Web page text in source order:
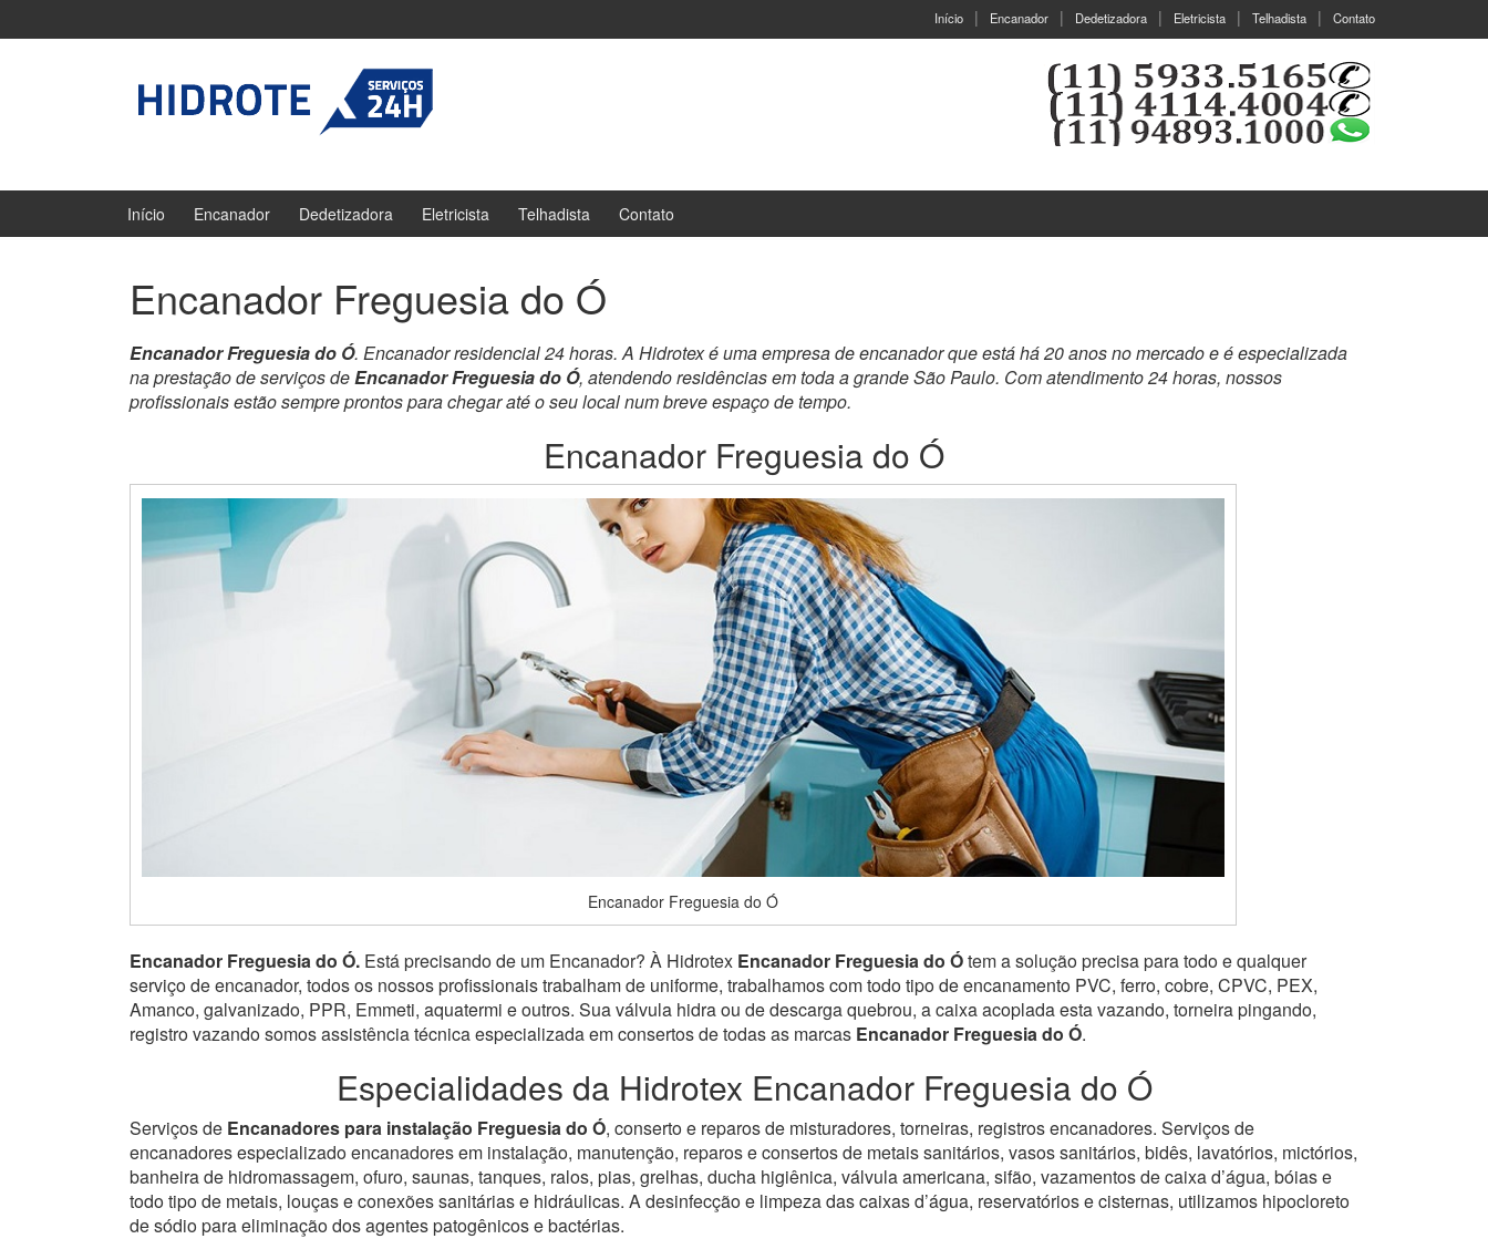
Início Encanador Dedetizadora Eletricista Telhadista Contato
Início Encanador Dedetizadora Eletricista Telhadista Contato
Encanador Freguesia do Ó
Encanador Freguesia do Ó. Encanador residencial 24 horas. A Hidrotex é uma empresa de encanador que está há 20 anos no mercado e é especializada
na prestação de serviços deEncanador Freguesia do Ó, atendendo residências em toda a grande São Paulo. Com atendimento 24 horas, nossos
profissionais estão sempre prontos para chegar até o seu local num breve espaço de tempo.
Encanador Freguesia do Ó
Encanador Freguesia do Ó
Encanador Freguesia do Ó. Está precisando de um Encanador? À Hidrotex Encanador Freguesia do Ótem a solução precisa para todo e qualquer
serviço de encanador, todos os nossos profissionais trabalham de uniforme, trabalhamos com todo tipo de encanamento PVC, ferro, cobre, CPVC, PEX,
Amanco, galvanizado, PPR, Emmeti, aquatermi e outros. Sua válvula hidra ou de descarga quebrou, a caixa acoplada esta vazando, torneira pingando,
registro vazando somos assistência técnica especializada em consertos de todas as marcas Encanador Freguesia do Ó.
Especialidades da Hidrotex Encanador Freguesia do Ó
Serviços de Encanadores para instalação Freguesia do Ó, conserto e reparos de misturadores, torneiras, registros encanadores. Serviços de
encanadores especializado encanadores em instalação, manutenção, reparos e consertos de metais sanitários, vasos sanitários, bidês, lavatórios, mictórios,
banheira de hidromassagem, ofuro, saunas, tanques, ralos, pias, grelhas, ducha higiênica, válvula americana, sifão, vazamentos de caixa d’água, bóias e
todo tipo de metais, louças e conexões sanitárias e hidráulicas. A desinfecção e limpeza das caixas d’água, reservatórios e cisternas, utilizamos hipocloreto
de sódio para eliminação dos agentes patogênicos e bactérias.